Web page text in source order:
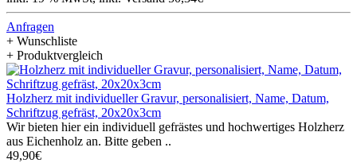
Anfragen
+ Wunschliste
+ Produktvergleich
Holzherz mit individueller Gravur, personalisiert, Name, Datum,
Schriftzug gefräst, 20x20x3cm
Wir bieten hier ein individuell gefrästes und hochwertiges Holzherz
aus Eichenholz an. Bitte geben ..
49,90€